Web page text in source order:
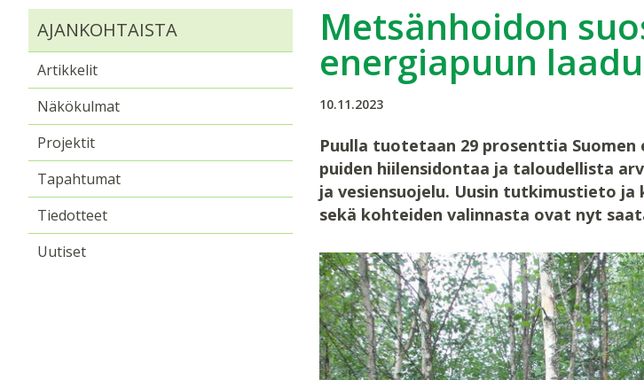
Metsänhoidon
energiapuun
10.11.2023
Puulla tuotetaan 29 prosenttia
puiden hiilensidontaa ja taloudellista
ja vesiensuojelu. Uusin tutkimustieto
sekä kohteiden valinnasta ovat nyt
AJANKOHTAISTA
Artikkelit
Näkökulmat
Projektit
Tapahtumat
Tiedotteet
Uutiset